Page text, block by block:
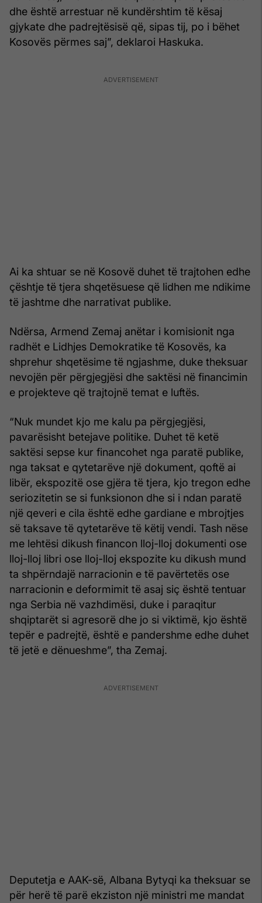
dhe është arrestuar në kundërshtim të kësaj
gjykate dhe padrejtësisë që, sipas tij, po i bëhet
Kosovës përmes saj”, deklaroi Haskuka.
Ai ka shtuar se në Kosovë duhet të trajtohen edhe
çështje të tjera shqetësuese që lidhen me ndikime
të jashtme dhe narrativat publike.
Ndërsa, Armend Zemaj anëtar i komisionit nga
radhët e Lidhjes Demokratike të Kosovës, ka
shprehur shqetësime të ngjashme, duke theksuar
nevojën për përgjegjësi dhe saktësi në financimin
e projekteve që trajtojnë temat e luftës.
“Nuk mundet kjo me kalu pa përgjegjësi,
pavarësisht betejave politike. Duhet të ketë
saktësi sepse kur financohet nga paratë publike,
nga taksat e qytetarëve një dokument, qoftë ai
libër, ekspozitë ose gjëra të tjera, kjo tregon edhe
seriozitetin se si funksionon dhe si i ndan paratë
një qeveri e cila është edhe gardiane e mbrojtjes
së taksave të qytetarëve të këtij vendi. Tash nëse
me lehtësi dikush financon lloj-lloj dokumenti ose
lloj-lloj libri ose lloj-lloj ekspozite ku dikush mund
ta shpërndajë narracionin e të pavërtetës ose
narracionin e deformimit të asaj siç është tentuar
nga Serbia në vazhdimësi, duke i paraqitur
shqiptarët si agresorë dhe jo si viktimë, kjo është
tepër e padrejtë, është e pandershme edhe duhet
të jetë e dënueshme”, tha Zemaj.
Deputetja e AAK-së, Albana Bytyqi ka theksuar se
për herë të parë ekziston një ministri me mandat